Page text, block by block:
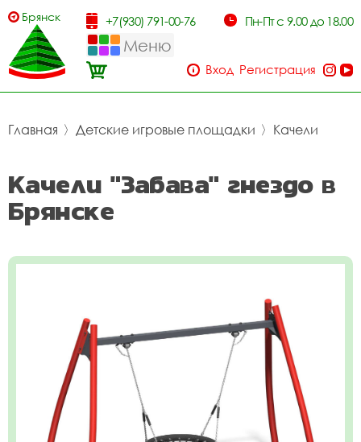
Брянск +7(930) 791-00-76 Пн-Пт с 9.00 до 18.00
Меню
Вход Регистрация
Главная 〉 Детские игровые площадки 〉 Качели
Качели "Забава" гнездо в
Брянске